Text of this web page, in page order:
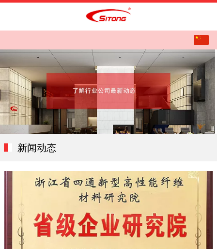
English
新闻动态